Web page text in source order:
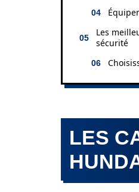
Les
sécurité
LES